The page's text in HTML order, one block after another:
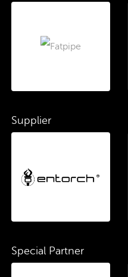
Supplier
Special Partner